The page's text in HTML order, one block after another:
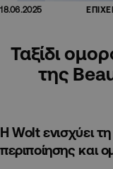
18.06.2025
Ταξίδι
της
Η Wolt ενισχύει
περιποίησης και